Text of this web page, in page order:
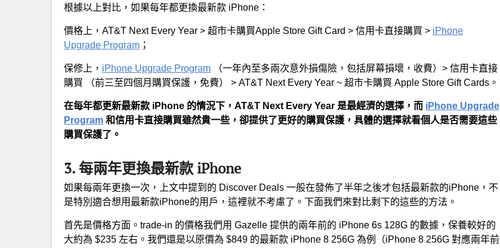
根據以上對比，如果每年都更換最新款 iPhone：
價格上，AT&T Next Every Year > 超市卡購買Apple Store Gift Card > 信用卡直接購買 > iPhone
Upgrade Program ；
保修上， iPhone Upgrade Program （一年內至多兩次意外損傷險，包括屏幕損壞，收費）> 信用卡直接
購買 （前三至四個月購買保護，免費） > AT&T Next Every Year ~ 超市卡購買 Apple Store Gift Cards。
在每年都更新最新款 iPhone 的情況下，AT&T Next Every Year 是最經濟的選擇，而 iPhone Upgrade
Program 和信用卡直接購買雖然貴一些，卻提供了更好的購買保護，具體的選擇就看個人是否需要這些
購買保護了。
3. 每兩年更換最新款 iPhone
如果每兩年更換一次，上文中提到的 Discover Deals 一般在發佈了半年之後才包括最新款的iPhone，不
是特別適合想用最新款iPhone的用戶，這裡就不考慮了。下面我們來對比剩下的這些的方法。
首先是價格方面。trade-in 的價格我們用 Gazelle 提供的兩年前的 iPhone 6s 128G 的數據，保養較好的
大約為 $235 左右。我們還是以原價為 $849 的最新款 iPhone 8 256G 為例（iPhone 8 256G 對應兩年前